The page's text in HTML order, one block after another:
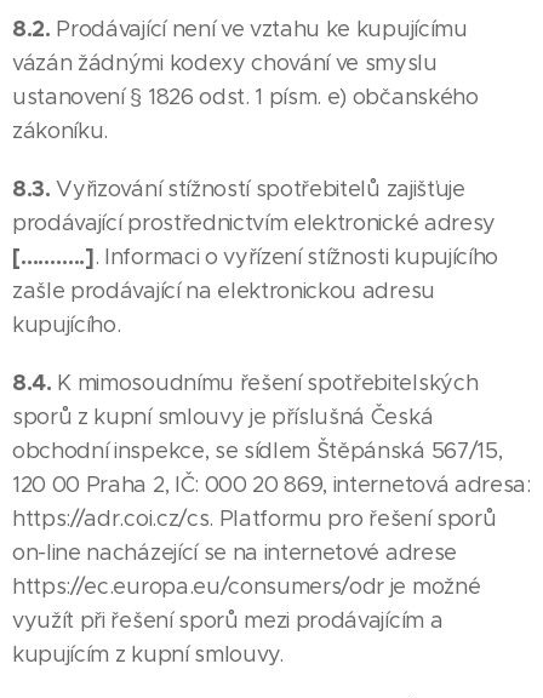
8.2. Prodávající není ve vztahu ke kupujícímu
vázán žádnými kodexy chování ve smyslu
ustanovení § 1826 odst. 1 písm. e) občanského
zákoníku.
8.3.Vyřizování stížností spotřebitelů zajišťuje
prodávající prostřednictvím elektronické adresy
[………..]. Informaci o vyřízení stížnosti kupujícího
zašle prodávající na elektronickou adresu
kupujícího.
8.4. K mimosoudnímu řešení spotřebitelských
sporů z kupní smlouvy je příslušná Česká
obchodní inspekce, se sídlem Štěpánská 567/15,
120 00 Praha 2, IČ: 000 20 869, internetová adresa:
https://adr.coi.cz/cs. Platformu pro řešení sporů
on-line nacházející se na internetové adrese
https://ec.europa.eu/consumers/odr je možné
využít při řešení sporů mezi prodávajícím a
kupujícím z kupní smlouvy.